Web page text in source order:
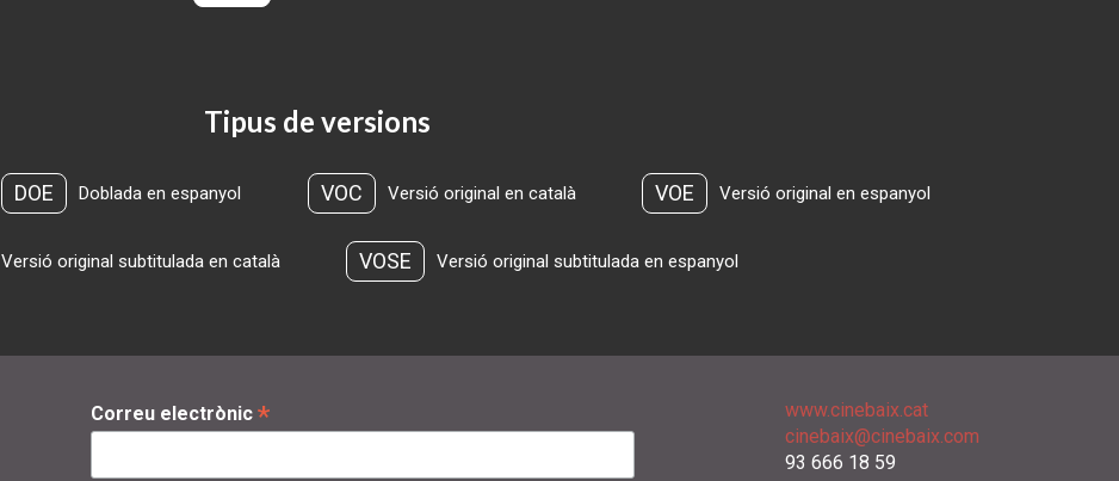
Tipus de versions
DOE Doblada en espanyol VOC Versió original en català VOE Versió original en espanyol
Versió original subtitulada en català VOSE Versió original subtitulada en espanyol
Correu electrònic *
www.cinebaix.cat
cinebaix@cinebaix.com
93 666 18 59